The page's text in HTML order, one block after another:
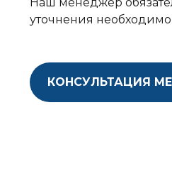
уточнения
КОНСУЛЬТАЦИЯ